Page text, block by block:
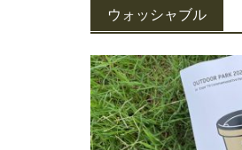
ウォッシャブル